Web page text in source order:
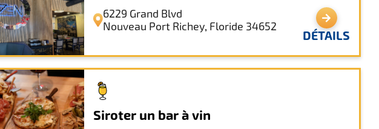
6229 Grand Blvd
Nouveau Port Richey, Floride 34652
DÉTAILS
Siroter un bar à vin